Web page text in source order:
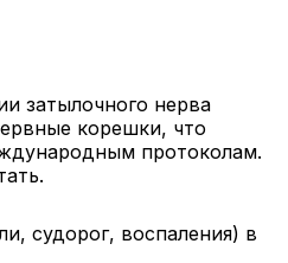
затылочного нерва
корешки, что
протоколам.
судорог, воспаления) в